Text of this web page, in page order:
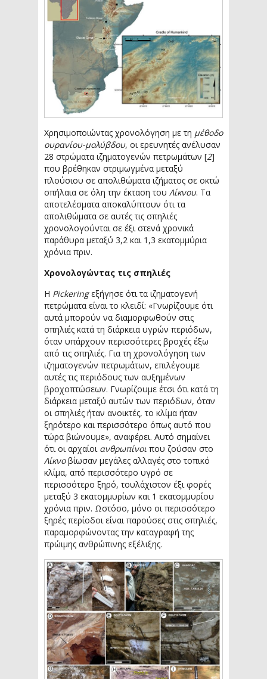
Χρησιμοποιώντας χρονολόγηση με τη μέθοδο
ουρανίου-μολύβδου, οι ερευνητές ανέλυσαν
28 στρώματα ιζηματογενών πετρωμάτων [2]
που βρέθηκαν στριμωγμένα μεταξύ
πλούσιου σε απολιθώματα ιζήματος σε οκτώ
σπήλαια σε όλη την έκταση του Λίκνου. Τα
αποτελέσματα αποκαλύπτουν ότι τα
απολιθώματα σε αυτές τις σπηλιές
χρονολογούνται σε έξι στενά χρονικά
παράθυρα μεταξύ 3,2 και 1,3 εκατομμύρια
χρόνια πριν.
Χρονολογώντας τις σπηλιές
Η Pickeringεξήγησε ότι τα ιζηματογενή
πετρώματα είναι το κλειδί: «Γνωρίζουμε ότι
αυτά μπορούν να διαμορφωθούν στις
σπηλιές κατά τη διάρκεια υγρών περιόδων,
όταν υπάρχουν περισσότερες βροχές έξω
από τις σπηλιές. Για τη χρονολόγηση των
ιζηματογενών πετρωμάτων, επιλέγουμε
αυτές τις περιόδους των αυξημένων
βροχοπτώσεων. Γνωρίζουμε έτσι ότι κατά τη
διάρκεια μεταξύ αυτών των περιόδων, όταν
οι σπηλιές ήταν ανοικτές, το κλίμα ήταν
ξηρότερο και περισσότερο όπως αυτό που
τώρα βιώνουμε», αναφέρει. Αυτό σημαίνει
ότι οι αρχαίοι ανθρωπίνοι που ζούσαν στο
Λίκνοβίωσαν μεγάλες αλλαγές στο τοπικό
κλίμα, από περισσότερο υγρό σε
περισσότερο ξηρό, τουλάχιστον έξι φορές
μεταξύ 3 εκατομμυρίων και 1 εκατομμυρίου
χρόνια πριν. Ωστόσο, μόνο οι περισσότερο
ξηρές περίοδοι είναι παρούσες στις σπηλιές,
παραμορφώνοντας την καταγραφή της
πρώιμης ανθρώπινης εξέλιξης.